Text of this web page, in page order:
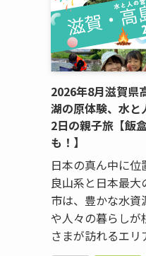
2026年8月滋賀
湖の原体験、水と
2日の親子旅【飯
も！】
日本の真ん中に
良山系と日本最
市は、豊かな水
や人々の暮らしが
さまが訪れるエリ